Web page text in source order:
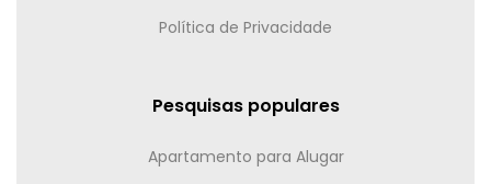
Política de Privacidade
Pesquisas populares
Apartamento para Alugar